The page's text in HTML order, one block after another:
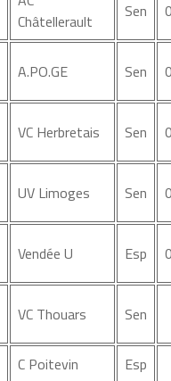
Châtellerault
Sen
A.PO.GE Sen
VC Herbretais Sen
UV Limoges Sen
Vendée U Esp
VC Thouars Sen
C Poitevin Esp